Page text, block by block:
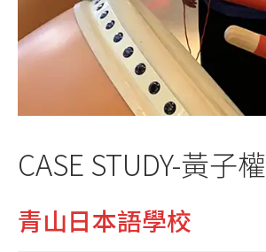
CASE STUDY-黃子權
青山日本語學校